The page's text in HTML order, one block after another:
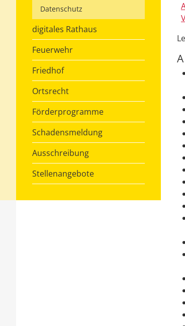
Datenschutz
digitales Rathaus
Feuerwehr
Friedhof
Ortsrecht
Förderprogramme
Schadensmeldung
Ausschreibung
Stellenangebote
A